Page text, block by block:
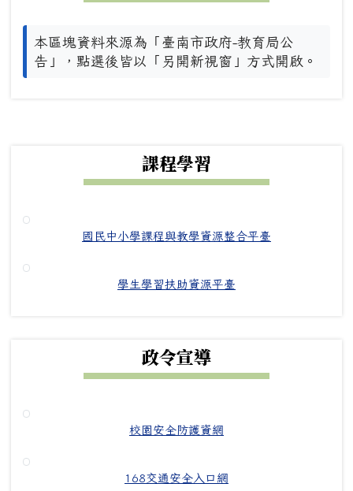
本區塊資料來源為「臺南市政府-教育局公
告」，點選後皆以「另開新視窗」方式開啟。
課程學習
國民中小學課程與教學資源整合平臺
學生學習扶助資源平臺
政令宣導
校園安全防護資網
168交通安全入口網